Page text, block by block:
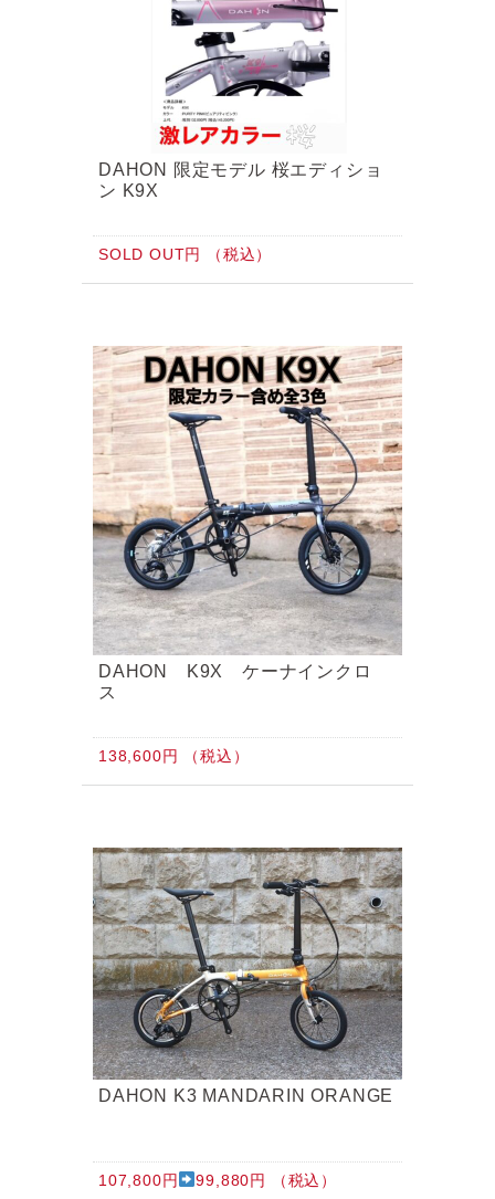
DAHON 限定モデル 桜エディショ
ン K9X
SOLD OUT円 （税込）
DAHON K9X ケーナインクロ
ス
138,600円 （税込）
DAHON K3 MANDARIN ORANGE
107,800円 99,880円 （税込）